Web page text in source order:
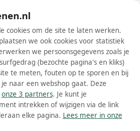
Wis filters Alle filters
hoge sneakers
cookies om de site te laten werken.
we ook cookies voor statistiek
we persoonsgegevens zoals je
(bezochte pagina's en kliks)
te meten, fouten op te sporen en bij
naar een webshop gaat. Deze
onze 3 partners. Je kunt je
intrekken of wijzigen via de link
elke pagina. Lees meer in onze